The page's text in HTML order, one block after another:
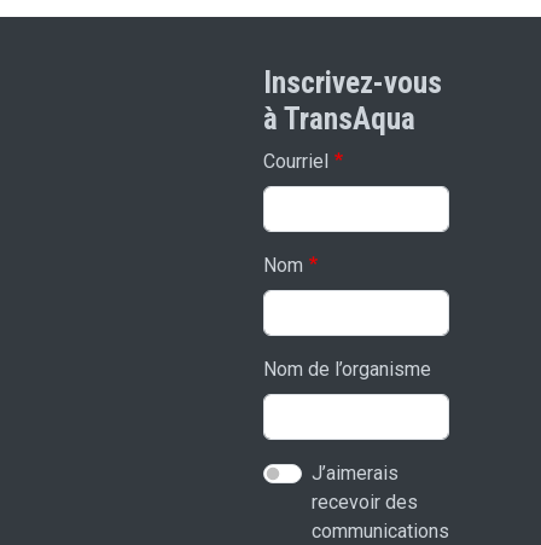
Inscrivez-vous
à TransAqua
Courriel
Nom
Nom de l’organisme
J’aimerais
recevoir des
communications